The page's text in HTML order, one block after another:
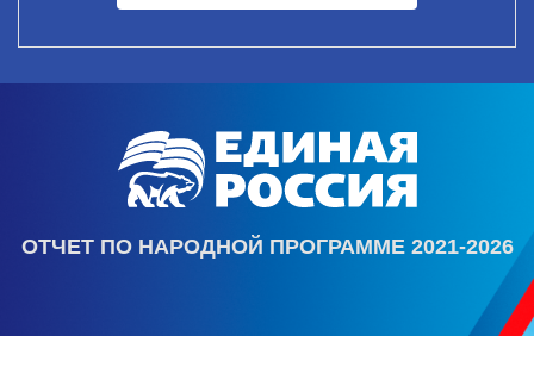
ОТЧЕТ ПО НАРОДНОЙ ПРОГРАММЕ 2021-2026